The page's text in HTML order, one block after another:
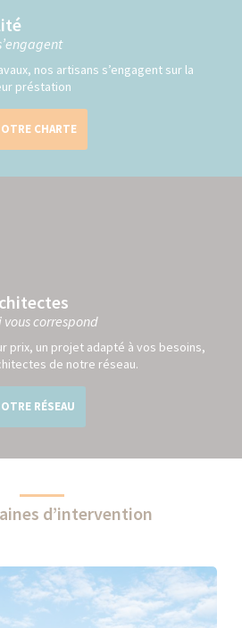
nos artisans s’engagent sur la
préstation
CHARTE
vous correspond
prix, un projet adapté à vos besoins,
de notre réseau.
RÉSEAU
d’intervention